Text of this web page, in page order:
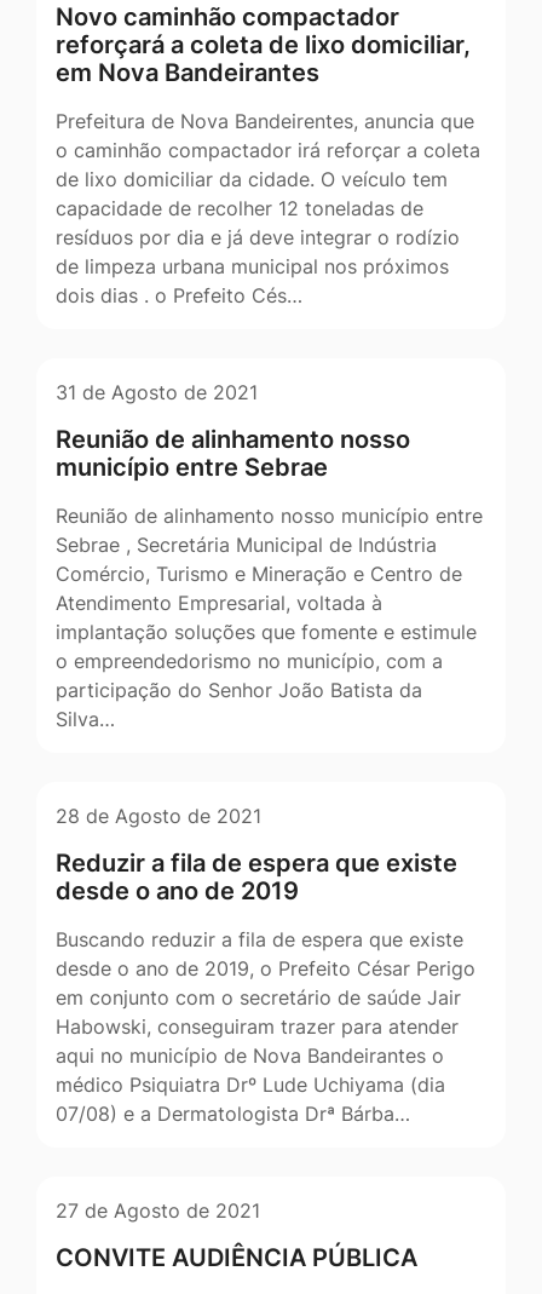
Novo caminhão compactador
reforçará a coleta de lixo domiciliar,
em Nova Bandeirantes
Prefeitura de Nova Bandeirentes, anuncia que
o caminhão compactador irá reforçar a coleta
de lixo domiciliar da cidade. O veículo tem
capacidade de recolher 12 toneladas de
resíduos por dia e já deve integrar o rodízio
de limpeza urbana municipal nos próximos
dois dias . o Prefeito Cés…
31 de Agosto de 2021
Reunião de alinhamento nosso
município entre Sebrae
Reunião de alinhamento nosso município entre
Sebrae , Secretária Municipal de Indústria
Comércio, Turismo e Mineração e Centro de
Atendimento Empresarial, voltada à
implantação soluções que fomente e estimule
o empreendedorismo no município, com a
participação do Senhor João Batista da
Silva…
28 de Agosto de 2021
Reduzir a fila de espera que existe
desde o ano de 2019
Buscando reduzir a fila de espera que existe
desde o ano de 2019, o Prefeito César Perigo
em conjunto com o secretário de saúde Jair
Habowski, conseguiram trazer para atender
aqui no município de Nova Bandeirantes o
médico Psiquiatra Drº Lude Uchiyama (dia
07/08) e a Dermatologista Drª Bárba…
27 de Agosto de 2021
CONVITE AUDIÊNCIA PÚBLICA